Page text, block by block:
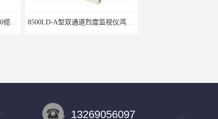
8500LD-A型双通道烈度监视仪鸿泰产品性价比好
13269056097